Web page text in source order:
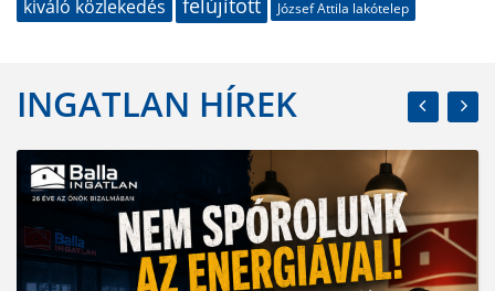
kiváló közlekedés
felújított József Attila lakótelep
INGATLAN HÍREK